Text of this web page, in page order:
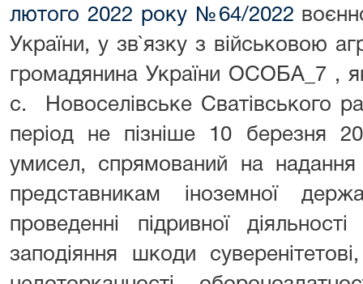
лютого 2022 року №64/2022
України, у зв`язку з військовою
громадянина України ОСОБА_7 ,
с. Новоселівське Сватівського
період не пізніше 10 березня
умисел, спрямований на
представникам іноземної
проведенні підривної
заподіяння шкоди суверенітетові,